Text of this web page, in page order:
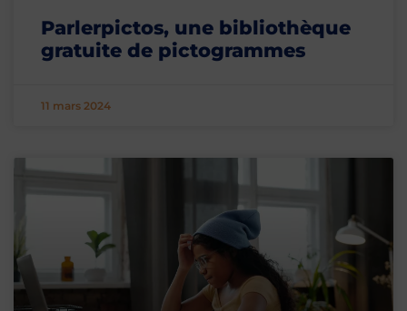
Parlerpictos, une bibliothèque
gratuite de pictogrammes
11 mars 2024